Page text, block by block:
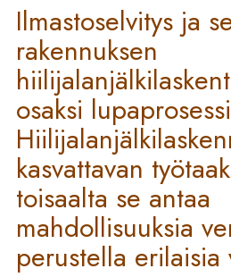
Ilmastoselvitys ja
rakennuksen
osaksi
kasvattavan
toisaalta se antaa
mahdollisuuksia
perustella erilaisia